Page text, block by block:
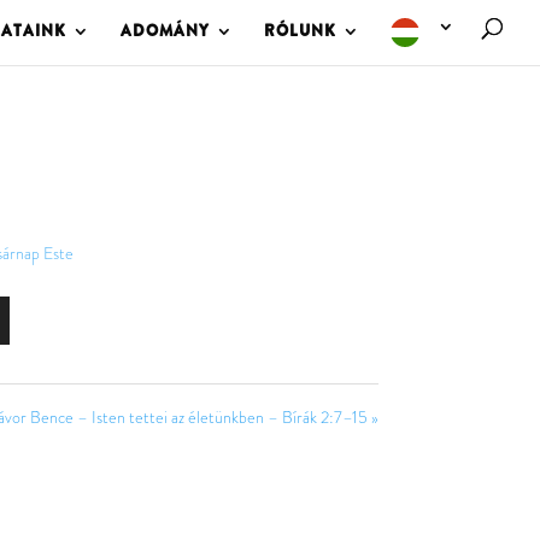
ADOMÁNY RÓLUNK
Este
Bence – Isten tettei az életünkben – Bírák 2:7–15 »